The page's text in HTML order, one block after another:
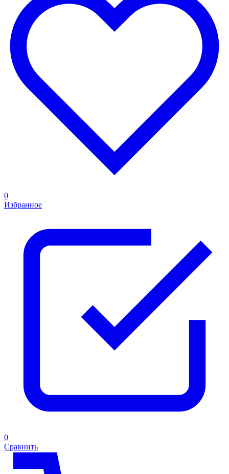
0
Избранное
0
Сравнить